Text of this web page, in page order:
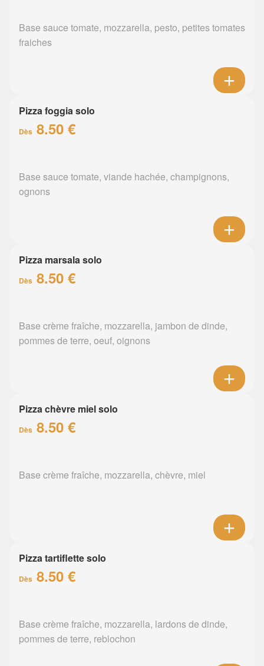
Base sauce tomate, mozzarella, pesto, petites tomates
fraiches
Pizza foggia solo
Dès 8.50 €
Base sauce tomate, viande hachée, champignons,
ognons
Pizza marsala solo
Dès 8.50 €
Base crème fraîche, mozzarella, jambon de dinde,
pommes de terre, oeuf, oignons
Pizza chèvre miel solo
Dès 8.50 €
Base crème fraîche, mozzarella, chèvre, miel
Pizza tartiflette solo
Dès 8.50 €
Base crème fraîche, mozzarella, lardons de dinde,
pommes de terre, reblochon